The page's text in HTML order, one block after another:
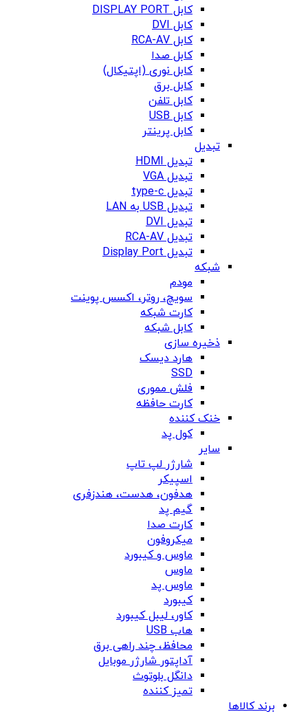
کابل DISPLAY PORT
کابل DVI
کابل RCA-AV
کابل صدا
کابل نوری (اپتیکال)
کابل برق
کابل تلفن
کابل USB
کابل پرینتر
تبدیل
تبدیل HDMI
تبدیل VGA
تبدیل type-c
تبدیل USB به LAN
تبدیل DVI
تبدیل RCA-AV
تبدیل Display Port
شبکه
مودم
سویچ، روتر، اکسس پوینت
کارت شبکه
کابل شبکه
ذخیره سازی
هارد دیسک
SSD
فلش مموری
کارت حافظه
خنک کننده
کول پد
سایر
شارژر لپ تاپ
اسپیکر
هدفون، هدست، هندزفری
گیم پد
کارت صدا
میکروفون
ماوس و کیبورد
ماوس
ماوس پد
کیبورد
کاور، لیبل کیبورد
هاب USB
محافظ، چند راهی برق
آداپتور شارژر موبایل
دانگل بلوتوث
تمیز کننده
برند کالاها